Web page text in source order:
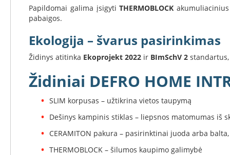
Kepsninės
Morsø
kepsninių
priedai
Dujiniai
Papildomai galima įsigytiTHERMOBLOCK
pabaigos.
Ekologija – švarus pasirinkimas
Židinys atitinka Ekoprojekt 2022 ir BImSchV 2
Židiniai DEFRO HOME
SLIM korpusas – užtikrina vietos taupymą
Dešinys kampinis stiklas – liepsnos matomumas iš
CERAMITON pakura – pasirinktinai juoda arba
THERMOBLOCK – šilumos kaupimo galimybė